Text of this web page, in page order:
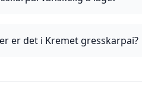
er det i Kremet gresskarpai?